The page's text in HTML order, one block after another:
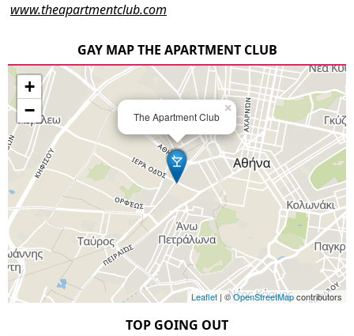
www.theapartmentclub.com
GAY MAP THE APARTMENT CLUB
The Apartment Club
×
+
−
Leaflet | ©OpenStreetMapcontributors
TOP GOING OUT